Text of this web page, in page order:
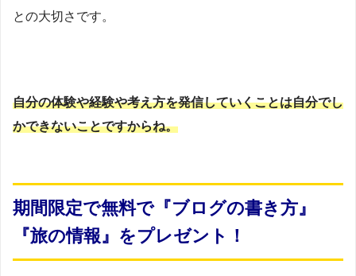
との大切さです。
自分の体験や経験や考え方を発信していくことは自分でし
かできないことですからね。
期間限定で無料で『ブログの書き方』
『旅の情報』をプレゼント！